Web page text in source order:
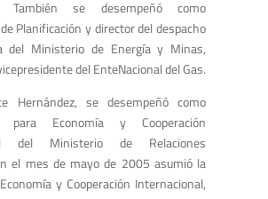
También se desempeñó como
Planificación y director del despacho
del Ministerio de Energía y Minas,
del EnteNacional del Gas.
Hernández, se desempeñó como
para Economía y Cooperación
del Ministerio de Relaciones
el mes de mayo de 2005 asumió la
y Cooperación Internacional,